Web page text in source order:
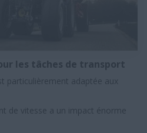
les tâches de transport​
particulièrement adaptée aux
de vitesse a un impact énorme